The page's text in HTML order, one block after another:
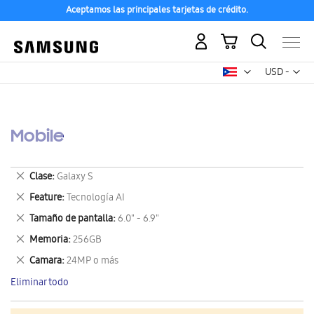
Aceptamos las principales tarjetas de crédito.
USD -
dólar
Mi carrito
Mobile
Clase Galaxy S
Eliminar
este
artículo
Feature Tecnología AI
Eliminar
este
artículo
Tamaño de pantalla 6.0" - 6.9"
Eliminar
este
artículo
Memoria 256GB
Eliminar
este
artículo
Camara 24MP o más
Eliminar
este
artículo
Eliminar todo